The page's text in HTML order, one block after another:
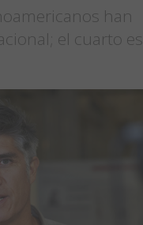
han
el cuarto es